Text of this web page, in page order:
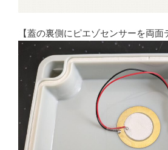
【蓋の裏側にピエゾセンサーを両面